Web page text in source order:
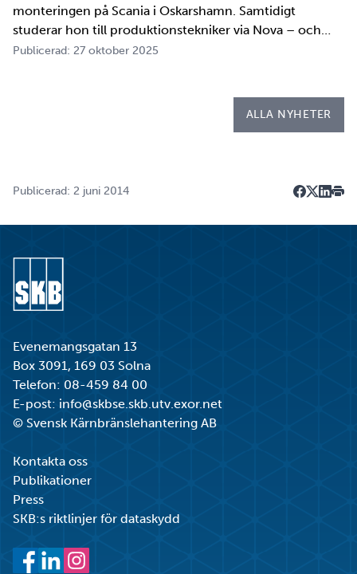
monteringen på Scania i Oskarshamn. Samtidigt
studerar hon till produktionstekniker via Nova – och
under tio veckor i höst gör hon både sin praktik, även
Publicerad: 27 oktober 2025
ALLA NYHETER
Publicerad: 2 juni 2014
Evenemangsgatan 13
Box 3091, 169 03 Solna
Telefon: 08-459 84 00
E-post: info@skbse.skb.utv.exor.net
© Svensk Kärnbränslehantering AB
Kontakta oss
Publikationer
Press
SKB:s riktlinjer för dataskydd